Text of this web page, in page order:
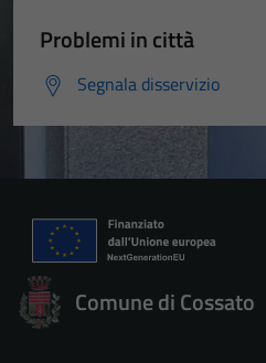
Problemi in città
Segnala disservizio
Comune di Cossato